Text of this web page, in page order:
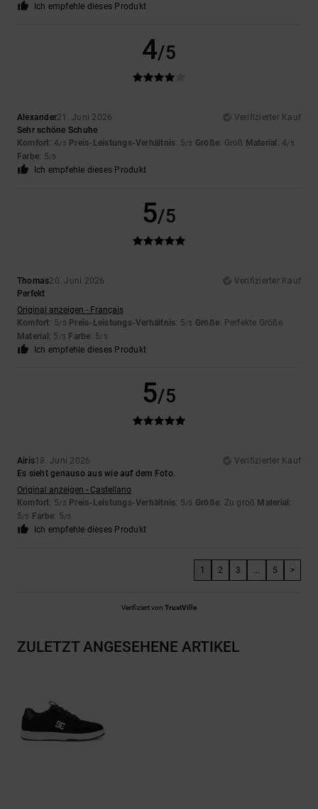
Ich empfehle dieses Produkt
4/5
Alexander21. Juni 2026
Verifizierter Kauf
Sehr schöne Schuhe
Komfort: 4/5 Preis-Leistungs-Verhältnis: 5/5 Größe: Groß Material : 4/5
Farbe: 5/5
Ich empfehle dieses Produkt
5/5
Thomas20. Juni 2026
Verifizierter Kauf
Perfekt
Original anzeigen - Français
Komfort: 5/5 Preis-Leistungs-Verhältnis: 5/5 Größe: Perfekte Größe
Material : 5 /5 Farbe: 5/5
Ich empfehle dieses Produkt
5/5
Airis18. Juni 2026
Verifizierter Kauf
Es sieht genauso aus wie auf dem Foto.
Original anzeigen - Castellano
Komfort: 5/5 Preis-Leistungs-Verhältnis: 5/5 Größe: Zu groß Material :
5/5 Farbe: 5/5
Ich empfehle dieses Produkt
1 2 3 ... 5 >
Verifiziert von TrustVille
ZULETZT ANGESEHENE ARTIKEL